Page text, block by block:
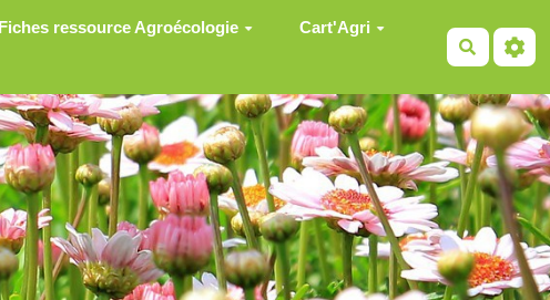
Fiches ressource Agroécologie Cart'Agri